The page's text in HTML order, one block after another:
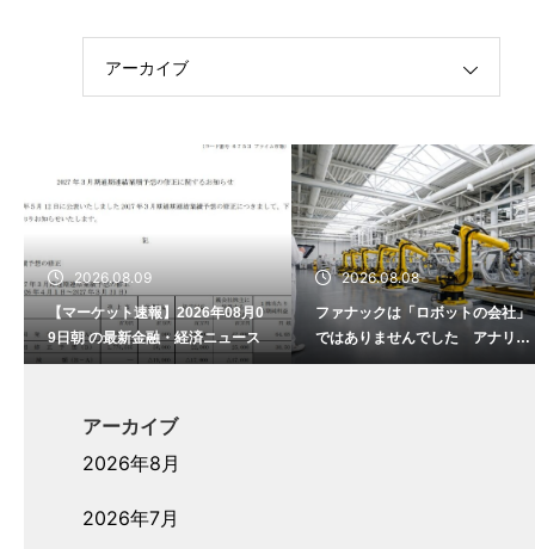
アーカイブ
2026.08.09
【マーケット速報】2026年08月0
9日朝 の最新金融・経済ニュース
2026.08.08
ファナックは「ロボットの会社」
ではありませんでした アナリス
トレポートが書かない、営業利益
アーカイブ
2026年8月
2026年7月